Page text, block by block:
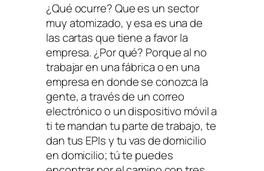
¿Qué ocurre? Que es un sector
muy atomizado, y esa es una de
las cartas que tiene a favor la
empresa. ¿Por qué? Porque al no
trabajaren una fábrica o en una
empresa en donde se conozca la
gente, a través de un correo
electrónico o un dispositivo móvil a
ti te mandan tu parte de trabajo, te
dan tus EPIs y tu vas de domicilio
en domicilio;tú te puedes